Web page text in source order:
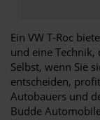
Ein VW T-Roc
und eine
Selbst, wenn Sie
entscheiden,
Autobauers und
Budde